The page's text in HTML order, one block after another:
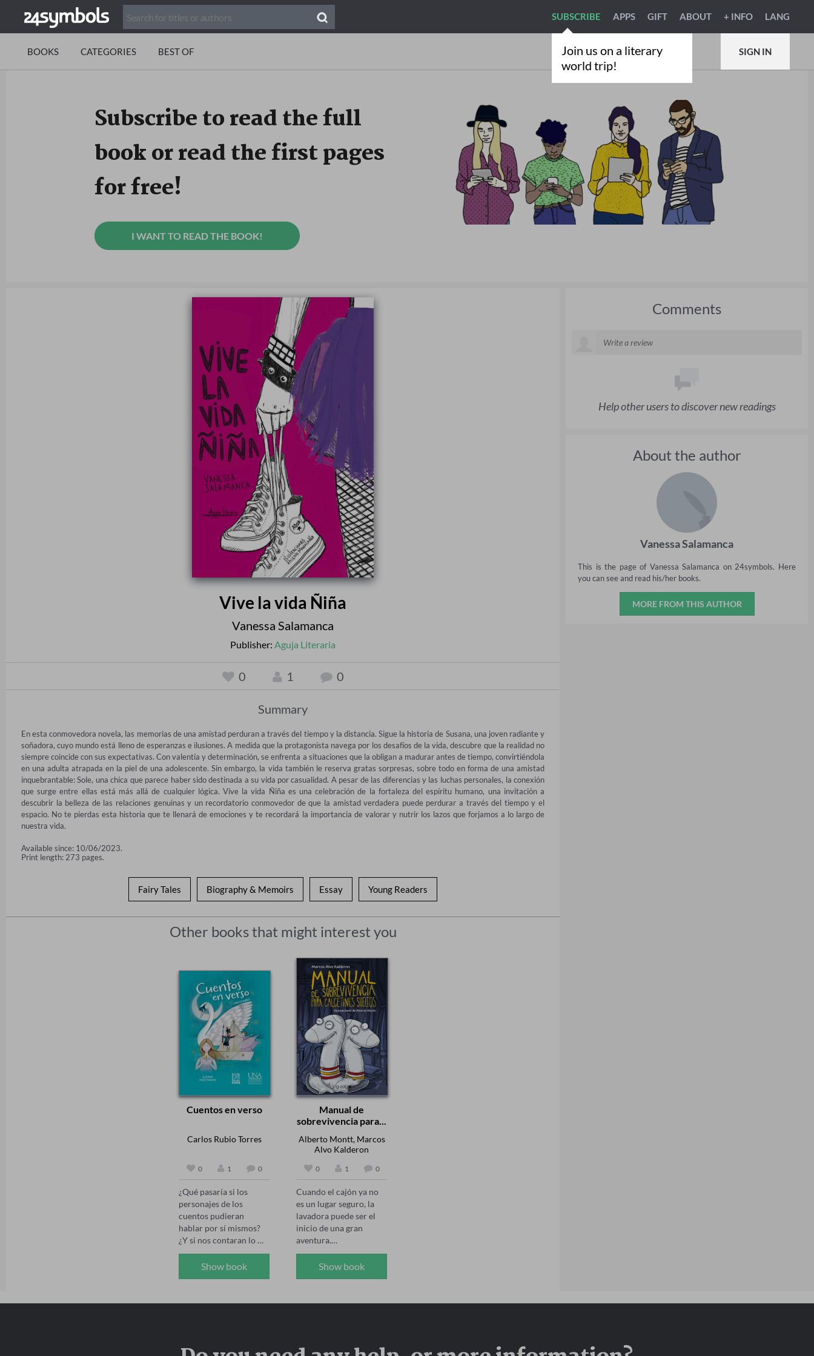
Join us on a literary
world trip!
SUBSCRIBE APPS GIFT ABOUT + INFO LANG
BOOKS CATEGORIES BEST OF SIGN IN
Subscribe to read the full
book or read the first pages
for free!
I WANT TO READ THE BOOK!
Vive la vida Ñiña
Vanessa Salamanca
Publisher: Aguja Literaria
0 1 0
Summary
En esta conmovedora novela, las memorias de una amistad perduran a través del tiempo y la distancia. Sigue la historia de Susana, una joven radiante y
soñadora, cuyo mundo está lleno de esperanzas e ilusiones. A medida que la protagonista navega por los desafíos de la vida, descubre que la realidad no
siempre coincide con sus expectativas. Con valentía y determinación, se enfrenta a situaciones que la obligan a madurar antes de tiempo, convirtiéndola
en una adulta atrapada en la piel de una adolescente. Sin embargo, la vida también le reserva gratas sorpresas, sobre todo en forma de una amistad
inquebrantable: Sole, una chica que parece haber sido destinada a su vida por casualidad. A pesar de las diferencias y las luchas personales, la conexión
que surge entre ellas está más allá de cualquier lógica. Vive la vida Ñiña es una celebración de la fortaleza del espíritu humano, una invitación a
descubrir la belleza de las relaciones genuinas y un recordatorio conmovedor de que la amistad verdadera puede perdurar a través del tiempo y el
espacio. No te pierdas esta historia que te llenará de emociones y te recordará la importancia de valorar y nutrir los lazos que forjamos a lo largo de
nuestra vida.
Available since: 10/06/2023.
Print length: 273 pages.
Fairy Tales Biography & Memoirs Essay Young Readers
Comments
Help other users to discover new readings
About the author
Vanessa Salamanca
This is the page of Vanessa Salamanca on 24symbols. Here
you can see and read his/her books.
MORE FROM THIS AUTHOR
Other books that might interest you
Cuentos en verso
Carlos Rubio Torres
0 1 0
¿Qué pasaría si los
personajes de los
cuentos pudieran
hablar por sí mismos?
¿Y si nos contaran lo
que realmente piensan,
sienten o recuerdan?
poemas que dan voz a
leído o visto desde
Show book
Manual de
sobrevivencia para...
Alberto Montt, Marcos
Alvo Kalderon
0 1 0
Cuando el cajón ya no
es un lugar seguro, la
lavadora puede ser el
inicio de una gran
aventura.
Entre pelusas y peligros
domésticos, un pequeño
recorrer la casa en
algo mucho más
Show book